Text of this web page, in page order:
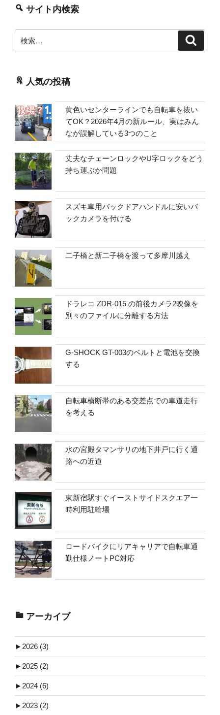
サイト内検索
索:
人気の投稿
黄色いセンターラインでも自転車を抜い
てOK？2026年4月の新ルール、実はみん
なが誤解している3つのこと
丈夫なチェーンロックやU字ロックをどう
持ち運ぶか問題
スズキ車用バックドアハンドルに安いバ
ックカメラを付ける
二子橋と新二子橋を渡って多摩川越え
ドラレコ ZDR-015 の前後カメラ2映像を
別々のファイルに分離する方法
G-SHOCK GT-003のベルトと電池を交換
する
自転車横断帯のある交差点での車道走行
を考える
水の宮殿タマンサリの地下井戸に行く通
路への近道
東新宿駅すぐイーストサイドスクエア一
時利用駐輪場
ロードバイクにリアキャリアで自転車通
勤仕様ノートPC対応
アーカイブ
► 2026 (3)
► 2025 (2)
► 2024 (6)
► 2023 (2)